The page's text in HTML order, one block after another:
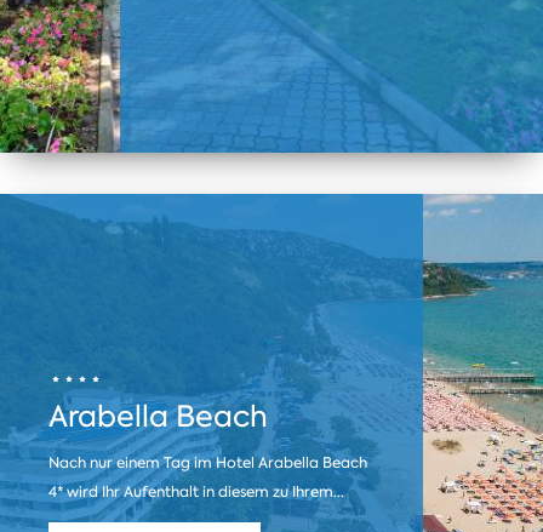
Arabella Beach
Nach nur einem Tag im Hotel Arabella Beach
4* wird Ihr Aufenthalt in diesem zu Ihrem...